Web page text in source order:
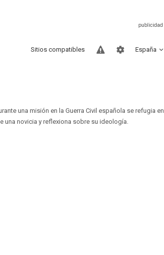
España
Sitios compatibles
una misión en la Guerra Civil española se refugia en
una novicia y reflexiona sobre su ideología.